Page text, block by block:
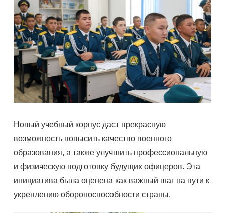
Новый учебный корпус даст прекрасную
возможность повысить качество военного
образования, а также улучшить профессиональную
и физическую подготовку будущих офицеров. Эта
инициатива была оценена как важный шаг на пути к
укреплению обороноспособности страны.